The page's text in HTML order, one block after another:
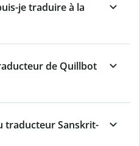
je traduire à la
de Quillbot
traducteur Sanskrit-